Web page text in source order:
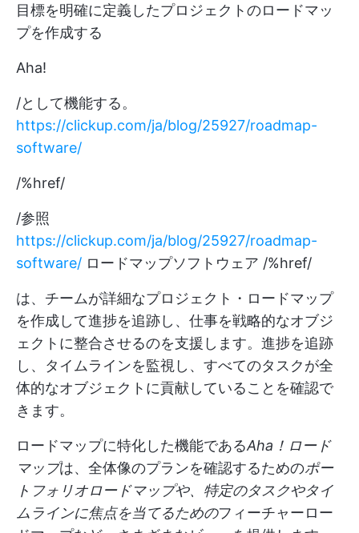
目標を明確に定義したプロジェクトのロードマッ
プを作成する
Aha!
/として機能する。
https://clickup.com/ja/blog/25927/roadmap-
software/
/%href/
/参照
https://clickup.com/ja/blog/25927/roadmap-
software/ ロードマップソフトウェア /%href/
は、チームが詳細なプロジェクト・ロードマップ
を作成して進捗を追跡し、仕事を戦略的なオブジ
ェクトに整合させるのを支援します。進捗を追跡
し、タイムラインを監視し、すべてのタスクが全
体的なオブジェクトに貢献していることを確認で
きます。
ロードマップに特化した機能であるAha！ロード
マップは、全体像のプランを確認するためのポー
トフォリオロードマップや、特定のタスクやタイ
ムラインに焦点を当てるためのフィーチャーロー